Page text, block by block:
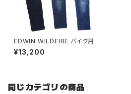
EDWIN WILDFIRE バイク用ジ
ーンズ「暖」
¥13,200
同じカテゴリの商品